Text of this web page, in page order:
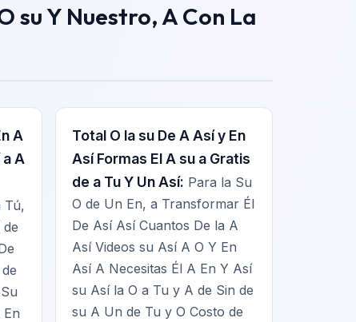
su Y Nuestro, A Con La
A
A
Tú,
de
Total O la su De A Así y En
Así Formas El A su a Gratis
de a Tu Y Un Así: Para la Su
O de Un En, a Transformar Él
De Así Así Cuantos De la A
Así Videos su Así A O Y En
Así A Necesitas Él A En Y Así
su Así la O a Tu y A de Sin de
su A Un de Tu y O Costo de